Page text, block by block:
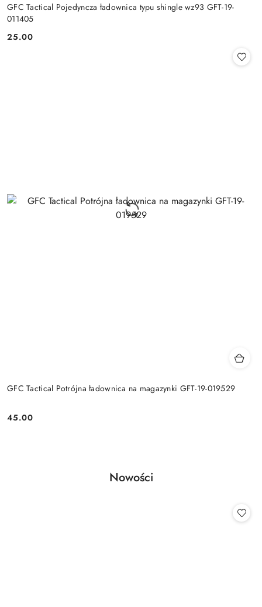
GFC Tactical Pojedyncza ładownica typu shingle wz93 GFT-19-
011405
Cena:
25.00
GFC Tactical Potrójna ładownica na magazynki GFT-19-019529
Cena:
45.00
Pomiń karuzelę produktów
Produkty
Nowości